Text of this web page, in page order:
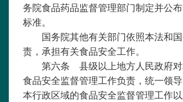
务院食品药品监督管理部门制定并公
标准。
国务院其他有关部门依照本法和国
责，承担有关食品安全工作。
第六条 县级以上地方人民政府对
食品安全监督管理工作负责，统一领
本行政区域的食品安全监督管理工作